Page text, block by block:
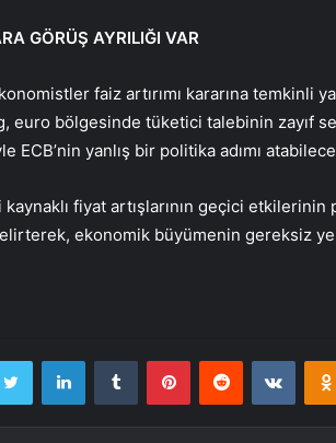
GÖRÜŞ AYRILIĞI VAR
faiz artırımı kararına temkinli
euro bölgesinde tüketici talebinin zayıf
ECB’nin yanlış bir politika adımı
fiyat artışlarının geçici
ekonomik büyümenin gereksiz
Twitter LinkedInTumblr PinterestReddit